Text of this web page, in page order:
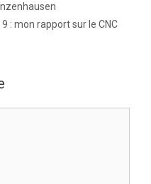
: mon rapport sur le CNC